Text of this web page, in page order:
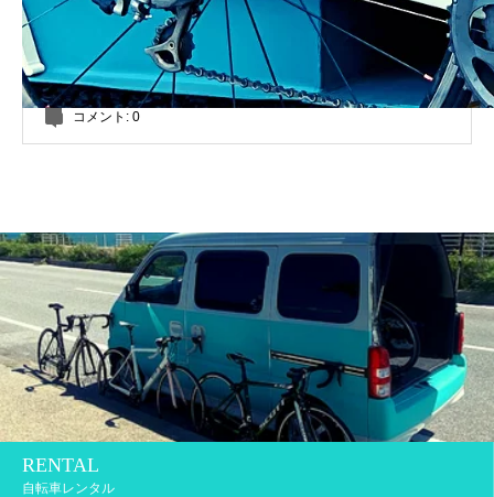
コメント: 0
RENTAL
自転車レンタル